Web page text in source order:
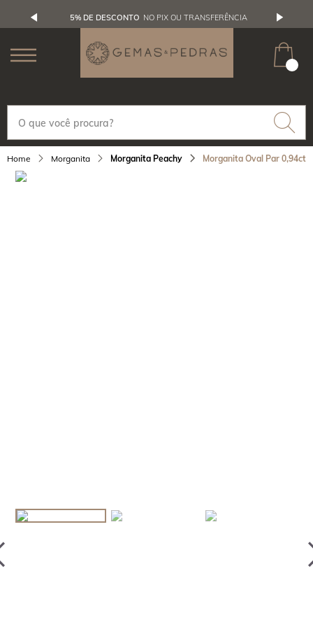
5% DE DESCONTO NO PIX OU TRANSFERÊNCIA
Morganita Morganita Peachy Morganita Oval Par 0,94ct